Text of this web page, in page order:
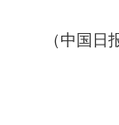
（中国日